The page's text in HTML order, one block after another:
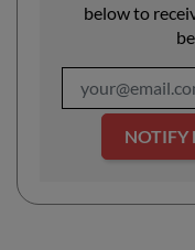
below to
NOTIFY